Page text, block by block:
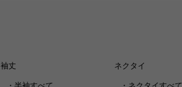
袖丈 ネクタイ